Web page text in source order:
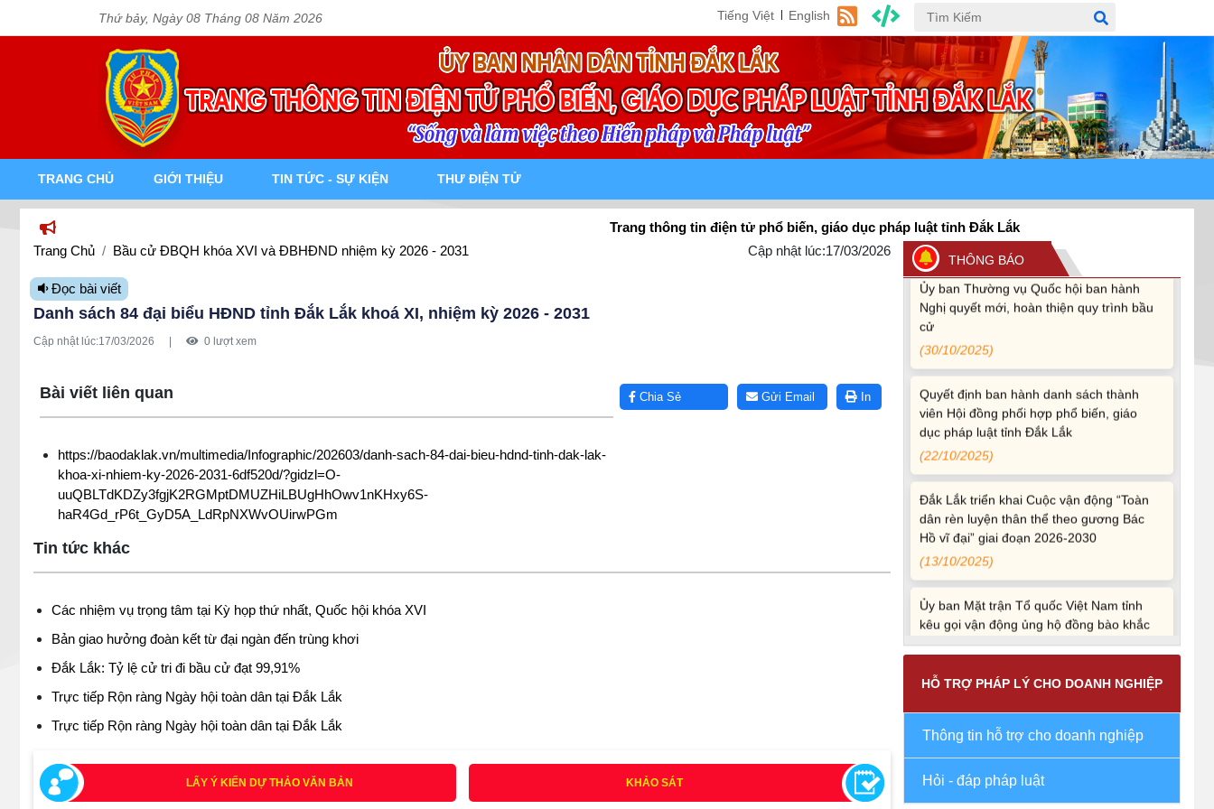
Thứ bảy, Ngày 08 Tháng 08 Năm 2026 Tiếng Việt English
TRANG CHỦ GIỚI THIỆU TIN TỨC - SỰ KIỆN THƯ ĐIỆN TỬ
Trang thông tin điện tử phổ biến, giáo dục pháp luật tỉnh Đắk Lắk
Trang Chủ
Bầu cử ĐBQH khóa XVI và ĐBHĐND nhiệm kỳ 2026 - 2031 Cập nhật lúc:17/03/2026
Đọc bài viết
Danh sách 84 đại biểu HĐND tỉnh Đắk Lắk khoá XI, nhiệm kỳ 2026 - 2031
Cập nhật lúc:17/03/2026 0 lượt xem
In
Gửi Email
Chia Sẻ
Bài viết liên quan
https://baodaklak.vn/multimedia/Infographic/202603/danh-sach-84-dai-bieu-hdnd-tinh-dak-lak-
khoa-xi-nhiem-ky-2026-2031-6df520d/?gidzl=O-
uuQBLTdKDZy3fgjK2RGMptDMUZHiLBUgHhOwv1nKHxy6S-
haR4Gd_rP6t_GyD5A_LdRpNXWvOUirwPGm
Tin tức khác
Các nhiệm vụ trọng tâm tại Kỳ họp thứ nhất, Quốc hội khóa XVI
Bản giao hưởng đoàn kết từ đại ngàn đến trùng khơi
Đắk Lắk: Tỷ lệ cử tri đi bầu cử đạt 99,91%
Trực tiếp Rộn ràng Ngày hội toàn dân tại Đắk Lắk
Trực tiếp Rộn ràng Ngày hội toàn dân tại Đắk Lắk
LẤY Ý KIẾN DỰ THẢO VĂN BẢN KHẢO SÁT
THÔNG BÁO
chức cơ quan điều tra (sửa đổi)
(24/07/2026)
Quy định xử phạt vi phạm vi định giao
thông đường bộ theo Nghị định 168
(13/11/2025)
(12/11/2025)
Ủy ban Thường vụ Quốc hội ban hành
Nghị quyết mới, hoàn thiện quy trình bầu
cử
(30/10/2025)
Quyết định ban hành danh sách thành
viên Hội đồng phối hợp phổ biến, giáo
dục pháp luật tỉnh Đắk Lắk
(22/10/2025)
Đắk Lắk triển khai Cuộc vận động “Toàn
dân rèn luyện thân thể theo gương Bác
Hồ vĩ đại” giai đoạn 2026-2030
(13/10/2025)
Ủy ban Mặt trận Tổ quốc Việt Nam tỉnh
kêu gọi vận động ủng hộ đồng bào khắc
phục thiệt hại do bão số 10 gây ra
UBND TỈNH ĐẮK LẮK KHUYẾN CÁO
CHỐNG BỆNH TẢ
(09/10/2025)
Bộ Quốc phòng công bố thủ tục hành
HỖ TRỢ PHÁP LÝ CHO DOANH NGHIỆP
Thông tin hỗ trợ cho doanh nghiệp
Hỏi - đáp pháp luật